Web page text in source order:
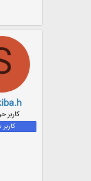
کاربر
کاربر